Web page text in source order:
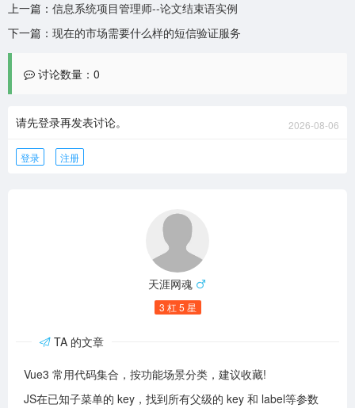
上一篇： 信息系统项目管理师--论文结束语实例
下一篇： 现在的市场需要什么样的短信验证服务
讨论数量：0
请先登录再发表讨论。 2026-08-06
登录 注册
天涯网魂
3 杠 5 星
TA 的文章
Vue3 常用代码集合，按功能场景分类，建议收藏!
JS在已知子菜单的 key，找到所有父级的 key 和 label等参数